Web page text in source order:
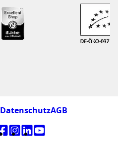
DatenschutzAGB